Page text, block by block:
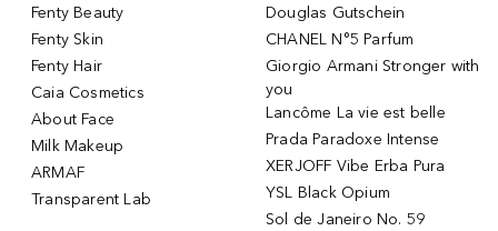
Fenty Beauty
Fenty Skin
Fenty Hair
Caia Cosmetics
About Face
Milk Makeup
ARMAF
Transparent Lab
Douglas Gutschein
CHANEL N°5 Parfum
Giorgio Armani Stronger with
you
Lancôme La vie est belle
Prada Paradoxe Intense
XERJOFF Vibe Erba Pura
YSL Black Opium
Sol de Janeiro No. 59